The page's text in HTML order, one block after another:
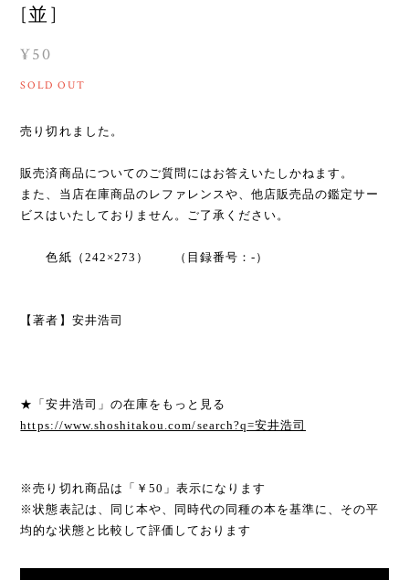
[並]
¥50
SOLD OUT
売り切れました。
販売済商品についてのご質問にはお答えいたしかねます。
また、当店在庫商品のレファレンスや、他店販売品の鑑定サー
ビスはいたしておりません。ご了承ください。
色紙（242×273） （目録番号：-）
【著者】安井浩司
★「安井浩司」の在庫をもっと見る
https://www.shoshitakou.com/search?q=安井浩司
※売り切れ商品は「￥50」表示になります
※状態表記は、同じ本や、同時代の同種の本を基準に、その平
均的な状態と比較して評価しております